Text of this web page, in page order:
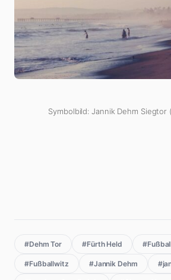
Symbolbild: Jannik Dehm Siegtor
#Dehm Tor #Fürth Held
#Fußballwitz #Jannik Dehm